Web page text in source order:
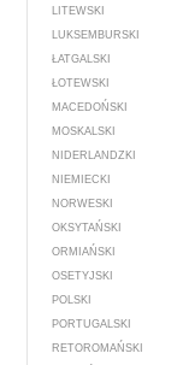
LITEWSKI
LUKSEMBURSKI
ŁATGALSKI
ŁOTEWSKI
MACEDOŃSKI
MOSKALSKI
NIDERLANDZKI
NIEMIECKI
NORWESKI
OKSYTAŃSKI
ORMIAŃSKI
OSETYJSKI
POLSKI
PORTUGALSKI
RETOROMAŃSKI